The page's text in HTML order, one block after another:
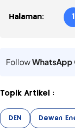
Halaman: 1
FollowWhatsApp
Topik Artikel :
DEN Dewan